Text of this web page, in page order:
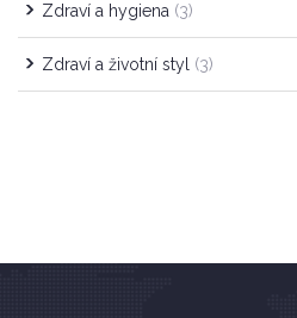
Zdraví a hygiena (3)
Zdraví a životní styl (3)